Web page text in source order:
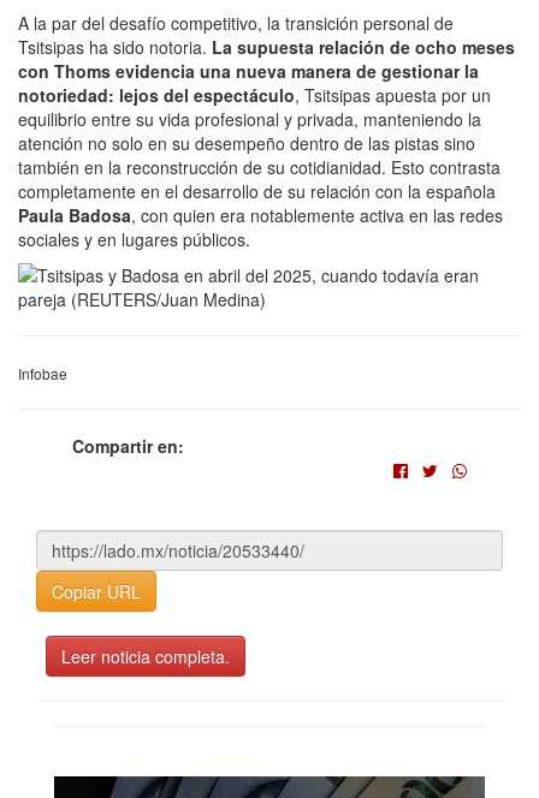
A la par del desafío competitivo, la transición personal de
Tsitsipas ha sido notoria. La supuesta relación de ocho meses
con Thoms evidencia una nueva manera de gestionar la
notoriedad: lejos del espectáculo, Tsitsipas apuesta por un
equilibrio entre su vida profesional y privada, manteniendo la
atención no solo en su desempeño dentro de las pistas sino
también en la reconstrucción de su cotidianidad. Esto contrasta
completamente en el desarrollo de su relación con la española
Paula Badosa, con quien era notablemente activa en las redes
sociales y en lugares públicos.
Infobae
Compartir en:
Copiar URL
Leer noticia completa.